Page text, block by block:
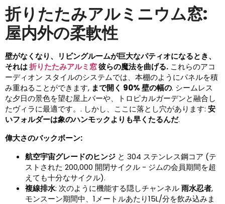
折りたたみアルミニウム窓:
屋内外の柔軟性
壁がなくなり、リビングルームが巨大なパティオになるとき、
それは折りたたみアルミ窓彼らの魔法を曲げる. これらのアコ
ーディオン スタイルのシステムでは、本棚のようにパネルを積
み重ねることができます, まで開く 90% 壁の幅の. シームレス
な夕日の景色を望む屋上バーや、トロピカルガーデンと融合し
たヴィラに最適です。. しかし、ここに落とし穴があります: 安
いフォルダーは象のハンモックよりも早くたるんだ.
偉大さのバックボーン:
航空宇宙グレードのヒンジ と 304 ステンレス鋼コア (テ
ストされた 200,000 開閉サイクル - ジムの会員期間を超
えても十分なサイクル).
複線排水: 次のように機能する隠しチャンネル雨水忍者,
モンスーン期間中、1メートルあたり15L/分を飲み込みま